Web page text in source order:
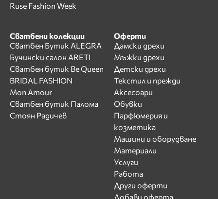
Ruse Fashion Week
Сватбени колекции
Сватбен Бутик ALEGRA
Бучински салон ARETI
Сватбен бутик Be Queen
BRIDAL FASHION
Mon Amour
Сватбен бутик Палома
Стоян Радичев
Оферти
Дамски дрехи
Мъжки дрехи
Детски дрехи
Текстил и прежди
Аксесоари
Обувки
Парфюмерия и
козметика
Машини и оборудване
Материали
Услуги
Работа
Други оферти
Добави оферта